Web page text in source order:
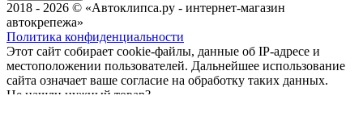
2018 - 2026 © «Автоклипса.ру - интернет-магазин
автокрепежа»
Политика конфиденциальности
Этот сайт собирает cookie-файлы, данные об IP-адресе и
местоположении пользователей. Дальнейшее использование
сайта означает ваше согласие на обработку таких данных.
Не нашли нужный товар?